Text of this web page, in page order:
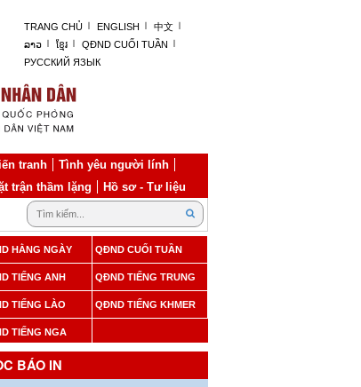
TRANG CHỦ ENGLISH
中文
ລາວ
ខ្មែរ
QĐND CUỐI TUẦN
РУССКИЙ ЯЗЫК
tranh
Tình yêu người lính
trận thầm lặng Hồ sơ - Tư liệu
HẰNG NGÀY QĐND CUỐI TUẦN
TIẾNG ANH QĐND TIẾNG TRUNG
TIẾNG LÀO QĐND TIẾNG KHMER
TIẾNG NGA
BÁO IN